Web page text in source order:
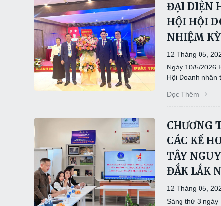
ĐẠI DIỆN
HỘI HỘI
NHIỆM
12 Tháng 05,
Ngày 10/5/2026
Hội Doanh nhân
Đọc Thêm
CHƯƠNG
CÁC KẾ
TÂY
ĐẮK LẮK
12 Tháng 05,
Sáng thứ 3 ngày